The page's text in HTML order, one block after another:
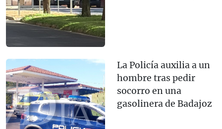
La Policía auxilia a un
hombre tras pedir
socorro en una
gasolinera de Badajoz